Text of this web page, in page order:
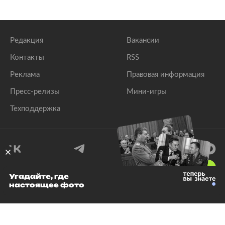
Редакция
Контакты
Реклама
Пресс-релизы
Техподдержка
Вакансии
RSS
Правовая информация
Мини-игры
© 1999–2026 Все права защищены.
Угадайте, где
настоящее фото